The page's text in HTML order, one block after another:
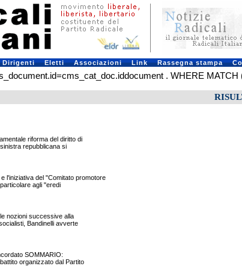
Dirigenti Eletti Associazioni Link Rassegna stampa
. WHERE
riforma del diritto di
repubblicana si
l'iniziativa del "Comitato promotore
agli "eredi
nozioni successive alla
Bandinelli avverte
SOMMARIO:
organizzato dal Partito